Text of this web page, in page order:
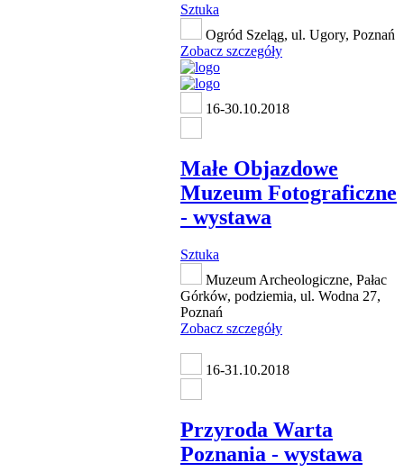
Sztuka
Ogród Szeląg, ul. Ugory, Poznań
Zobacz szczegóły
16-30.10.2018
Małe Objazdowe
Muzeum Fotograficzne
- wystawa
Sztuka
Muzeum Archeologiczne, Pałac
Górków, podziemia, ul. Wodna 27,
Poznań
Zobacz szczegóły
16-31.10.2018
Przyroda Warta
Poznania - wystawa